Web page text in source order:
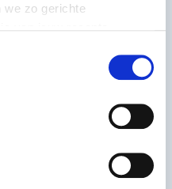
we zo gerichte
ook altijd
wijzigen of
werden